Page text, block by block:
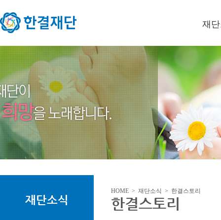
재
이사
미션/
연혁
재단소식
HOME > 재단소식 > 한결스토리
한결스토리